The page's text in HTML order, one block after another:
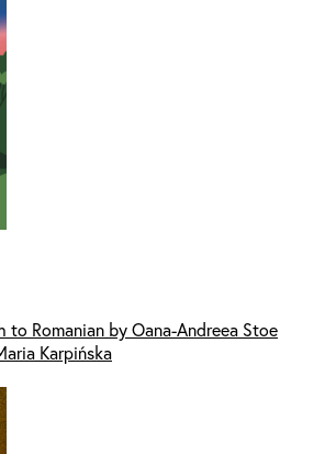
to Romanian by Oana-Andreea Stoe
Karpińska